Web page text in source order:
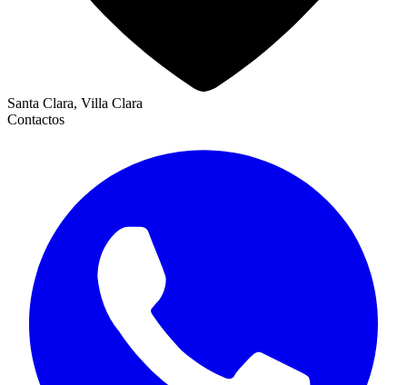
Santa Clara, Villa Clara
Contactos